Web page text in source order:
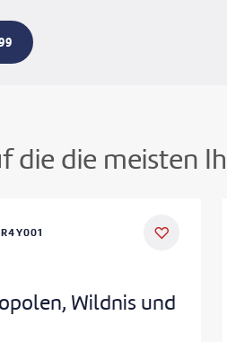
die die meisten
R4Y001
Wildnis und